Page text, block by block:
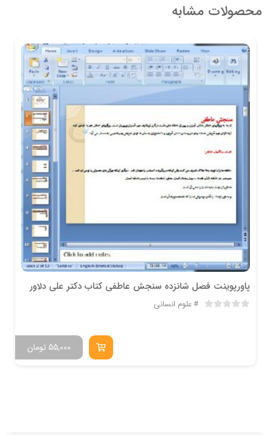
محصولات مشابه
پاورپوینت فصل شانزده سنجش عاطفی کتاب دکتر علی دلاور
علوم انسانی
تومان 55,000